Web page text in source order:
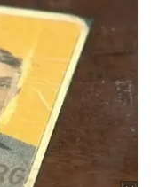
के लाइफस्टाइल सेक्शन में कंटेंट
पर्सनल स्टाइलिंग और आधुनिक
उन्हें युवा और स्टाइल-सेवी
की लेखन शैली सरल, ट्रेंडी और
फैशन व लाइफस्टाइल ट्रेंड्स को
आर्टिकल्स लिख चुकी अवनी
ट्रेंड सेंस के लिए जानी जाती
और पढ़ें